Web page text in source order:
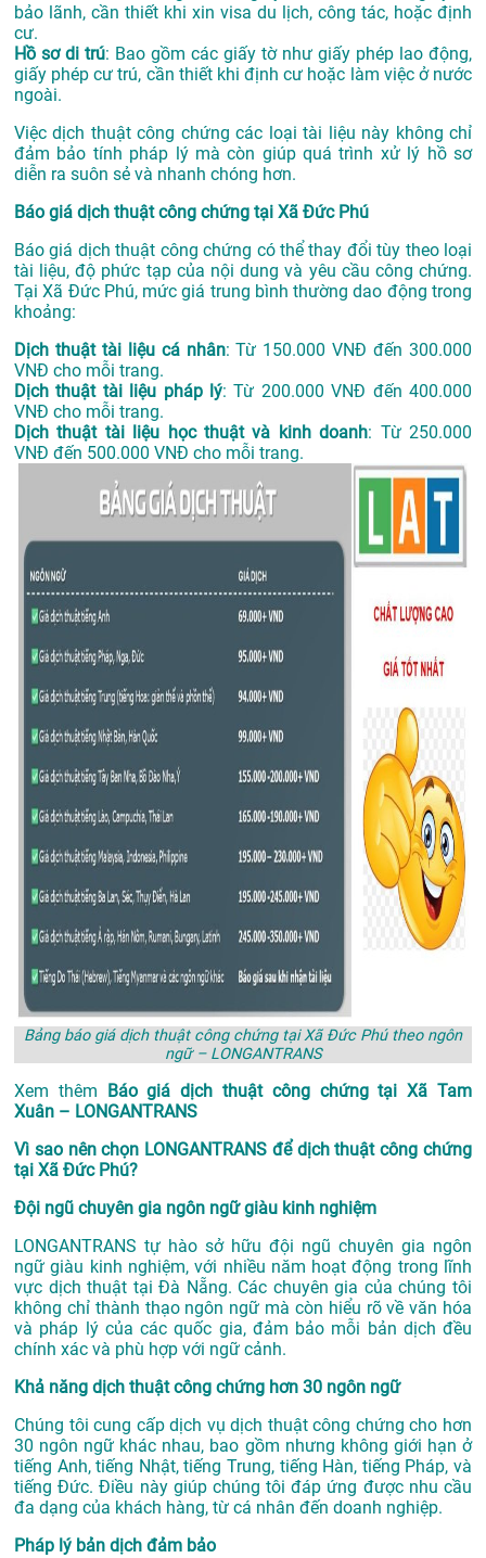
bảo lãnh, cần thiết khi xin visa du lịch, công tác, hoặc định
cư.
Hồ sơ di trú: Bao gồm các giấy tờ như giấy phép lao động,
giấy phép cư trú, cần thiết khi định cư hoặc làm việc ở nước
ngoài.
Việc dịch thuật công chứng các loại tài liệu này không chỉ
đảm bảo tính pháp lý mà còn giúp quá trình xử lý hồ sơ
diễn ra suôn sẻ và nhanh chóng hơn.
Báo giá dịch thuật công chứng tại Xã Đức Phú
Báo giá dịch thuật công chứng có thể thay đổi tùy theo loại
tài liệu, độ phức tạp của nội dung và yêu cầu công chứng.
Tại Xã Đức Phú, mức giá trung bình thường dao động trong
khoảng:
Dịch thuật tài liệu cá nhân: Từ 150.000 VNĐ đến 300.000
VNĐ cho mỗi trang.
Dịch thuật tài liệu pháp lý: Từ 200.000 VNĐ đến 400.000
VNĐ cho mỗi trang.
Dịch thuật tài liệu học thuật và kinh doanh: Từ 250.000
VNĐ đến 500.000 VNĐ cho mỗi trang.
Bảng báo giá dịch thuật công chứng tại Xã Đức Phú theo ngôn
ngữ – LONGANTRANS
Xem thêm
Báo giá dịch thuật công chứng tại Xã Tam
Xuân – LONGANTRANS
Vì sao nên chọn LONGANTRANS để dịch thuật công chứng
tại Xã Đức Phú?
Đội ngũ chuyên gia ngôn ngữ giàu kinh nghiệm
LONGANTRANS tự hào sở hữu đội ngũ chuyên gia ngôn
ngữ giàu kinh nghiệm, với nhiều năm hoạt động trong lĩnh
vực dịch thuật tại Đà Nẵng. Các chuyên gia của chúng tôi
không chỉ thành thạo ngôn ngữ mà còn hiểu rõ về văn hóa
và pháp lý của các quốc gia, đảm bảo mỗi bản dịch đều
chính xác và phù hợp với ngữ cảnh.
Khả năng dịch thuật công chứng hơn 30 ngôn ngữ
Chúng tôi cung cấp dịch vụ dịch thuật công chứng cho hơn
30 ngôn ngữ khác nhau, bao gồm nhưng không giới hạn ở
tiếng Anh, tiếng Nhật, tiếng Trung, tiếng Hàn, tiếng Pháp, và
tiếng Đức. Điều này giúp chúng tôi đáp ứng được nhu cầu
đa dạng của khách hàng, từ cá nhân đến doanh nghiệp.
Pháp lý bản dịch đảm bảo